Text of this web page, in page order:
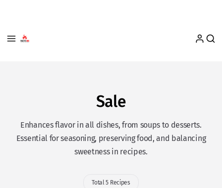
Sale
Enhances flavor in all dishes, from soups to desserts.
Essential for seasoning, preserving food, and balancing
sweetness in recipes.
Total 5 Recipes